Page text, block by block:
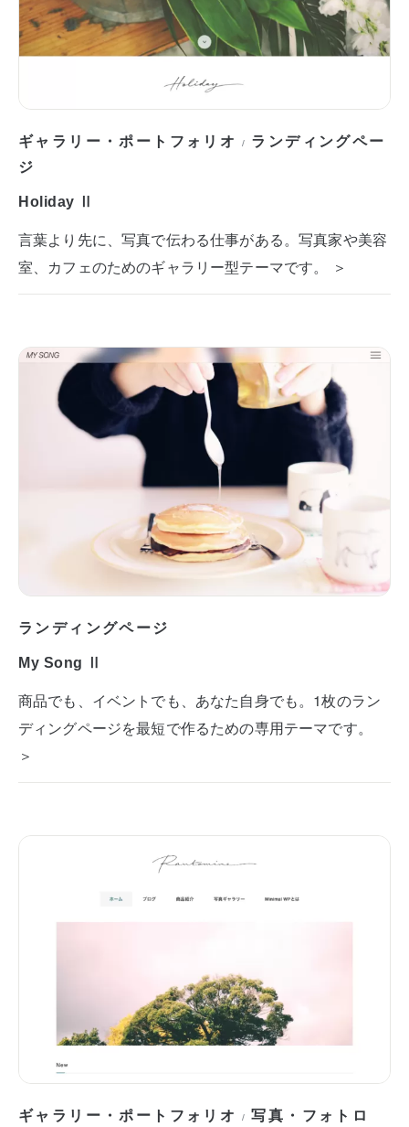
ギャラリー・ポートフォリオ / ランディングペー
ジ
Holiday Ⅱ
言葉より先に、写真で伝わる仕事がある。写真家や美容
室、カフェのためのギャラリー型テーマです。 ＞
ランディングページ
My Song Ⅱ
商品でも、イベントでも、あなた自身でも。1枚のラン
ディングページを最短で作るための専用テーマです。
＞
ギャラリー・ポートフォリオ /写真・フォトロ